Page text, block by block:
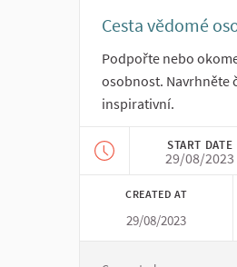
Cesta vědomé
Podpořte nebo
osobnost. Navrhněte
inspirativní.
START DATE
29/08/2023
CREATED AT
29/08/2023